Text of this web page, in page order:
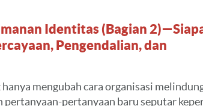
sistem tersebut aman. Seringkali,
proses, dan validasi pada titik waktu tertentu,
yang sesungguhnya terus berkembang di
— keamanan modern membutuhkan
Identitas (Bagian
Pengendalian, dan
mengubah cara organisasi
pertanyaan baru seputar